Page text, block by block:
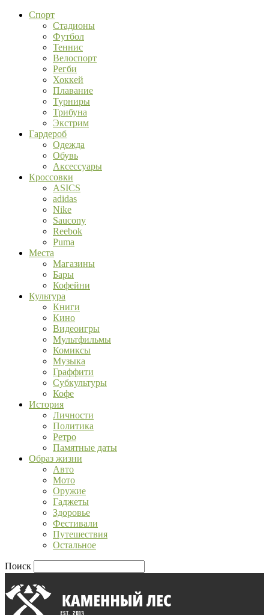
Спорт
Стадионы
Футбол
Теннис
Велоспорт
Регби
Хоккей
Плавание
Турниры
Трибуна
Экстрим
Гардероб
Одежда
Обувь
Аксессуары
Кроссовки
ASICS
adidas
Nike
Saucony
Reebok
Puma
Места
Магазины
Бары
Кофейни
Культура
Книги
Кино
Видеоигры
Мультфильмы
Комиксы
Музыка
Граффити
Субкультуры
Кофе
История
Личности
Политика
Ретро
Памятные даты
Образ жизни
Авто
Мото
Оружие
Гаджеты
Здоровье
Фестивали
Путешествия
Остальное
Поиск